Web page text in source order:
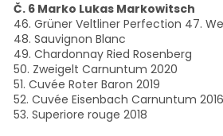
Č. 6 Marko Lukas Markowitsch
46. Grüner Veltliner Perfection 47.
48. Sauvignon Blanc
49. Chardonnay Ried Rosenberg
50. Zweigelt Carnuntum 2020
51. Cuvée Roter Baron 2019
52. Cuvée Eisenbach Carnuntum 2016
53. Superiore rouge 2018